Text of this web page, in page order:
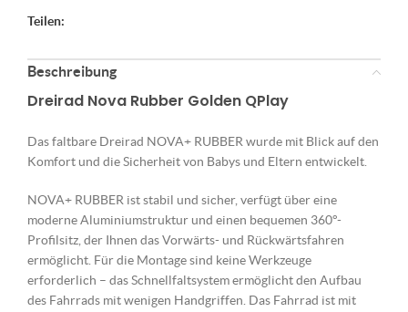
Teilen:
Beschreibung
Dreirad Nova Rubber Golden QPlay
Das faltbare Dreirad NOVA+ RUBBER wurde mit Blick auf den
Komfort und die Sicherheit von Babys und Eltern entwickelt.
NOVA+ RUBBER ist stabil und sicher, verfügt über eine
moderne Aluminiumstruktur und einen bequemen 360°-
Profilsitz, der Ihnen das Vorwärts- und Rückwärtsfahren
ermöglicht. Für die Montage sind keine Werkzeuge
erforderlich – das Schnellfaltsystem ermöglicht den Aufbau
des Fahrrads mit wenigen Handgriffen. Das Fahrrad ist mit